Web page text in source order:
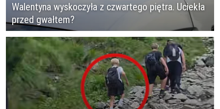
Walentyna wyskoczyła z czwartego piętra. Uciekła
przed gwałtem?